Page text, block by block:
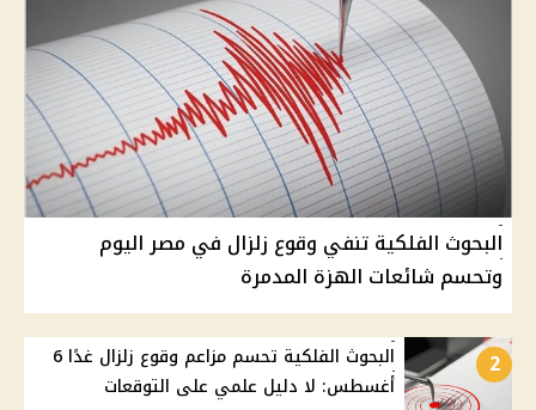
البحوث الفلكية تنفي وقوع زلزال في مصر اليوم
وتحسم شائعات الهزة المدمرة
2
البحوث الفلكية تحسم مزاعم وقوع زلزال غدًا 6
أغسطس: لا دليل علمي على التوقعات